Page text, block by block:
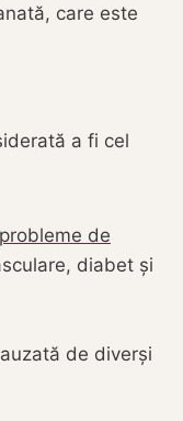
care este
a fi cel
probleme de
diabet și
de diverși